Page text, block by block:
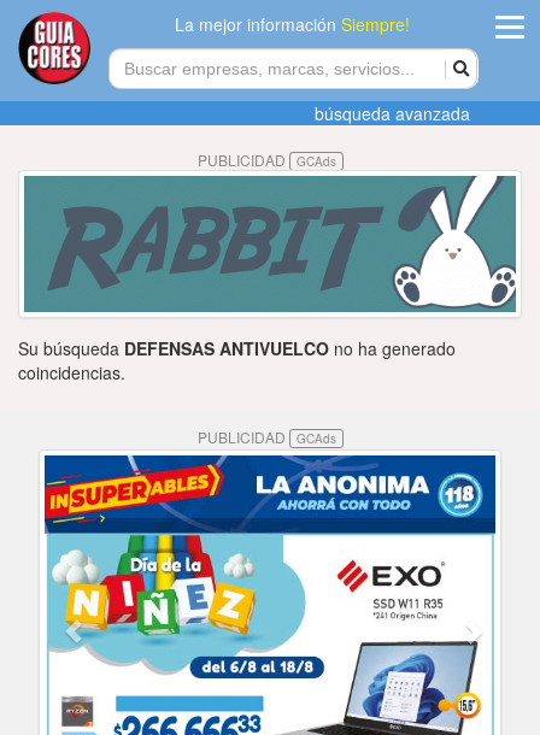
La mejor informaciónSiempre!
Agregar
empresa
Actualizar
datos
Publicidad
Contactenos
búsqueda avanzada
PUBLICIDAD GCAds
Su búsqueda DEFENSAS ANTIVUELCO no ha generado
coincidencias.
PUBLICIDAD GCAds